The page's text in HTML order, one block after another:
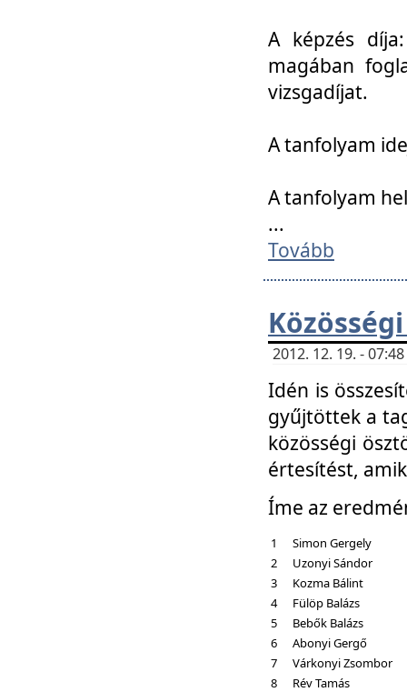
A képzés
magában
vizsgadíjat.
A tanfolyam
A tanfolyam
...
Tovább
2012. 12. 19. -
Idén is
gyűjtöttek a
közösségi
értesítést,
Íme az
1
Simon Gergely
2
Uzonyi Sándor
3
Kozma Bálint
4
Fülöp Balázs
5
Bebők Balázs
6
Abonyi Gergő
7
Várkonyi Zsombor
8
Rév Tamás